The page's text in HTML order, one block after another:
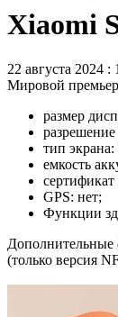
Xiaomi
22 августа 2024 :
Мировой
размер
тип
емкость
GPS: нет;
Функции
Дополнительные
(только версия